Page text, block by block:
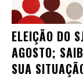
ELEIÇÃO DO
AGOSTO;
SUA